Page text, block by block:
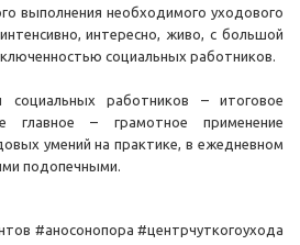
выполнения необходимого уходового
интересно, живо, с большой
социальных работников.
работников – итоговое
главное – грамотное применение
умений на практике, в ежедневном
подопечными.
#аносонопора #центрчуткогоухода